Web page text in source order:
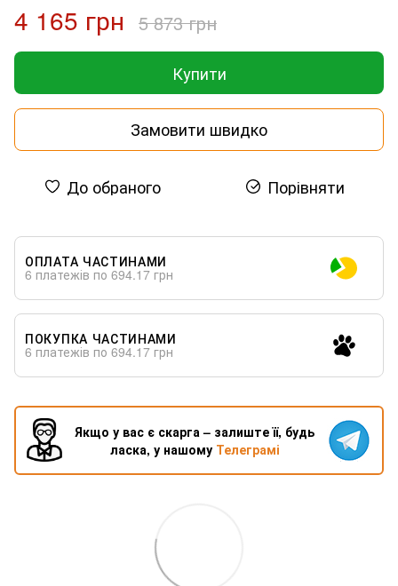
4 165 грн 5 873 грн
Купити
Замовити швидко
До обраного Порівняти
ОПЛАТА ЧАСТИНАМИ
6 платежів по 694.17 грн
ПОКУПКА ЧАСТИНАМИ
6 платежів по 694.17 грн
Якщо у вас є скарга – залиште її, будь
ласка, у нашому Телеграмі